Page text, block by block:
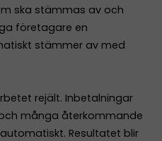
ska stämmas av och
företagare en
stämmer av med
rejält. Inbetalningar
många återkommande
Resultatet blir